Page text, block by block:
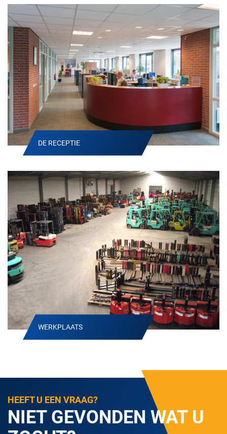
DE RECEPTIE
WERKPLAATS
HEEFT U EEN VRAAG?
NIET GEVONDEN WAT U